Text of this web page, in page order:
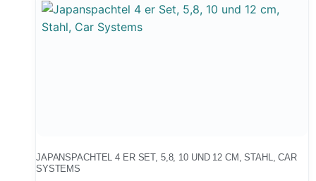
JAPANSPACHTEL 4 ER SET, 5,8, 10 UND 12 CM, STAHL, CAR
SYSTEMS